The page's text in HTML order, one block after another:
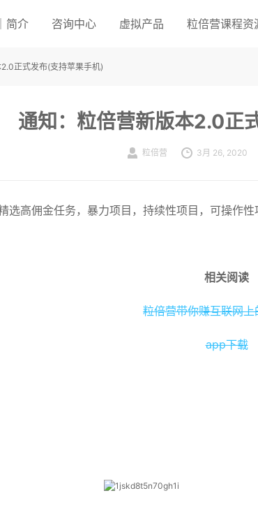
简介 咨询中心 虚拟产品 粒倍营课程资
正式发布(支持苹果手机)
通知：粒倍营新版本2.0正
粒倍营 3月 26, 2020
选高佣金任务，暴力项目，持续性项目，可操作性
相关阅读
粒倍营带你赚互联网上
app下载